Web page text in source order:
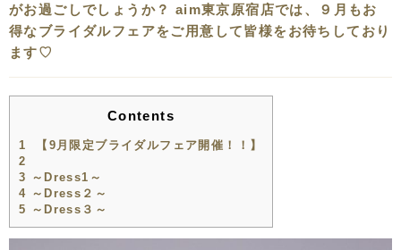
がお過ごしでしょうか？ aim東京原宿店では、９月もお
得なブライダルフェアをご用意して皆様をお待ちしており
ます♡
Contents
1 【9月限定ブライダルフェア開催！！】
2
3 ～Dress1～
4 ～Dress２～
5 ～Dress３～